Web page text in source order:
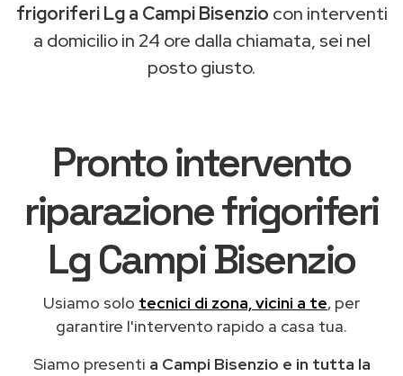
frigoriferi Lg a Campi Bisenzio con interventi
a domicilio in 24 ore dalla chiamata, sei nel
posto giusto.
Pronto intervento
riparazione frigoriferi
Lg Campi Bisenzio
Usiamo solo tecnici di zona, vicini a te, per
garantire l'intervento rapido a casa tua.
Siamo presenti a Campi Bisenzio e in tutta la